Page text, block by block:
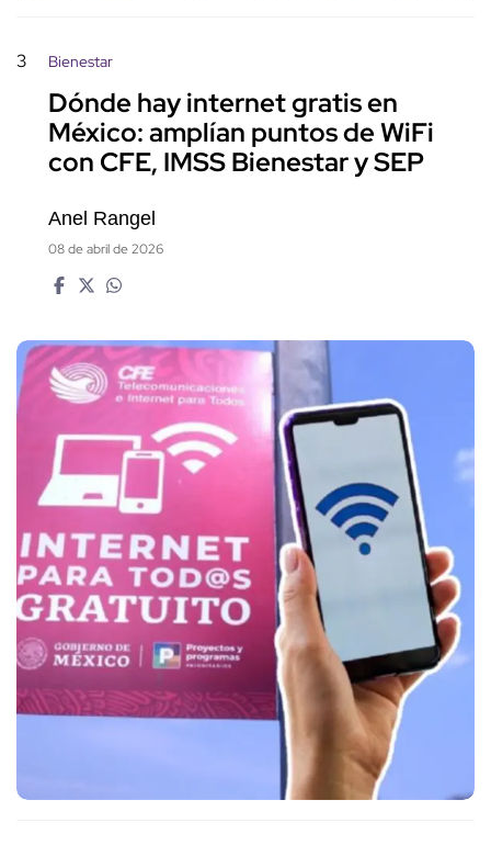
3 Bienestar
Dónde hay internet gratis en
México: amplían puntos de WiFi
con CFE, IMSS Bienestar y SEP
Anel Rangel
08 de abril de 2026